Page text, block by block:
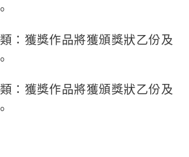
：獲獎作品將獲頒獎狀乙份及
：獲獎作品將獲頒獎狀乙份及